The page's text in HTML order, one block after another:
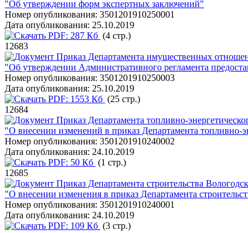
"Об утверждении форм экспертных заключений"
Номер опубликования: 3501201910250001
Дата опубликования: 25.10.2019
PDF: 287 Кб (4 стр.)
12683
Приказ Департамента имущественных
"Об утверждении Административного регламента
Номер опубликования: 3501201910250003
Дата опубликования: 25.10.2019
PDF: 1553 Кб (25 стр.)
12684
Приказ Департамента топливно-
"О внесении изменений в приказ Департамента топливно-
Номер опубликования: 3501201910240002
Дата опубликования: 24.10.2019
PDF: 50 Кб (1 стр.)
12685
Приказ Департамента строительства
"О внесении изменения в приказ Департамента
Номер опубликования: 3501201910240001
Дата опубликования: 24.10.2019
PDF: 109 Кб (3 стр.)